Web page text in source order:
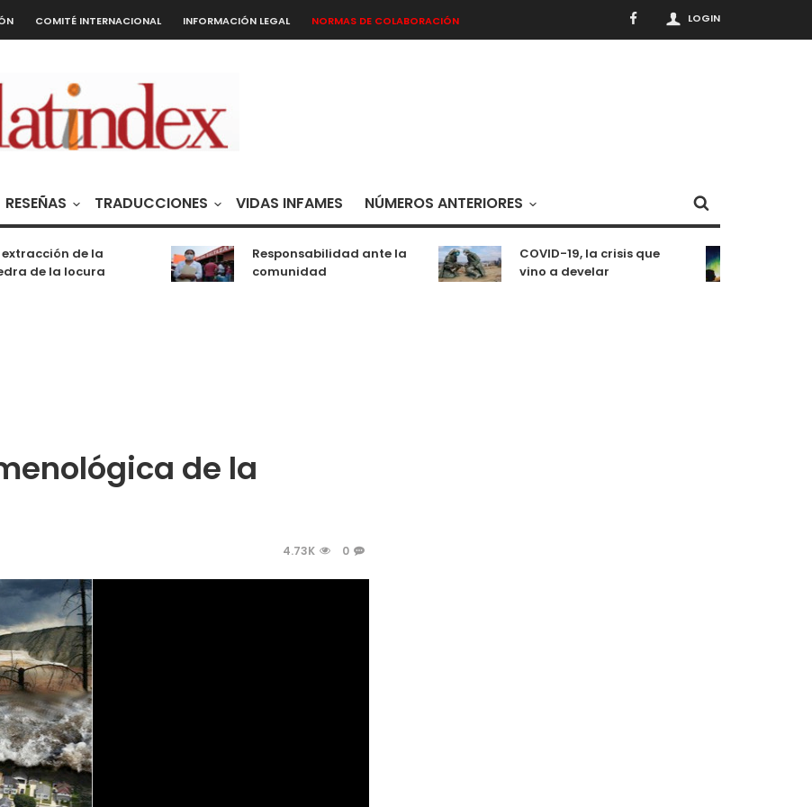
LOGIN
COMITÉ INTERNACIONAL INFORMACIÓN LEGAL NORMAS DE COLABORACIÓN
RESEÑAS TRADUCCIONES VIDAS INFAMES NÚMEROS ANTERIORES
extracción de la
de la locura
Responsabilidad ante la
comunidad
COVID-19, la crisis que
vino a develar
de la
4.73K 0